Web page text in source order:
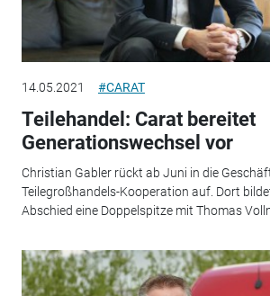
14.05.2021 #CARAT
Teilehandel: Carat bereitet
Generationswechsel vor
Christian Gabler rückt ab Juni in die
Teilegroßhandels-Kooperation auf. Dort
Abschied eine Doppelspitze mit Thomas